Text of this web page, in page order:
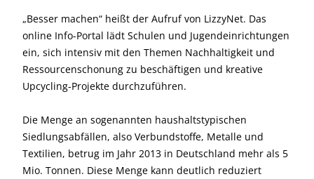
„Besser machen“ heißt der Aufruf von LizzyNet. Das
online Info-Portal lädt Schulen und Jugendeinrichtungen
ein, sich intensiv mit den Themen Nachhaltigkeit und
Ressourcenschonung zu beschäftigen und kreative
Upcycling-Projekte durchzuführen.
Die Menge an sogenannten haushaltstypischen
Siedlungsabfällen, also Verbundstoffe, Metalle und
Textilien, betrug im Jahr 2013 in Deutschland mehr als 5
Mio. Tonnen. Diese Menge kann deutlich reduziert